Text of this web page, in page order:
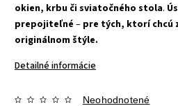
okien, krbu či sviatočného stola.
prepojiteľné – pre tých, ktorí chcú
originálnom štýle.
Detailné informácie
Neohodnotené